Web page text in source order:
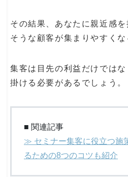
その結果、あなたに親近感
そうな顧客が集まりやすくな
集客は目先の利益だけでは
掛ける必要があるでしょう。
■ 関連記事
≫ セミナー集客に役立つ施
るための8つのコツも紹介